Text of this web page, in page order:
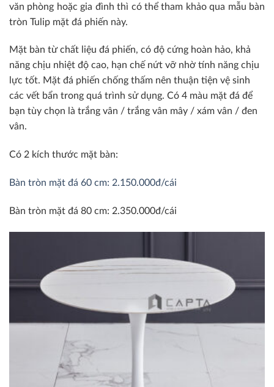
văn phòng hoặc gia đình thì có thể tham khảo qua mẫu bàn
tròn Tulip mặt đá phiến này.
Mặt bàn từ chất liệu đá phiến, có độ cứng hoàn hảo, khả
năng chịu nhiệt độ cao, hạn chế nứt vỡ nhờ tính năng chịu
lực tốt. Mặt đá phiến chống thấm nên thuận tiện vệ sinh
các vết bẩn trong quá trình sử dụng. Có 4 màu mặt đá để
bạn tùy chọn là trắng vân / trắng vân mây / xám vân / đen
vân.
Có 2 kích thước mặt bàn:
Bàn tròn mặt đá 60 cm: 2.150.000đ/cái
Bàn tròn mặt đá 80 cm: 2.350.000đ/cái